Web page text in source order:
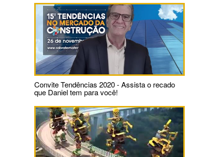
Convite Tendências 2020 - Assista o recado
que Daniel tem para você!